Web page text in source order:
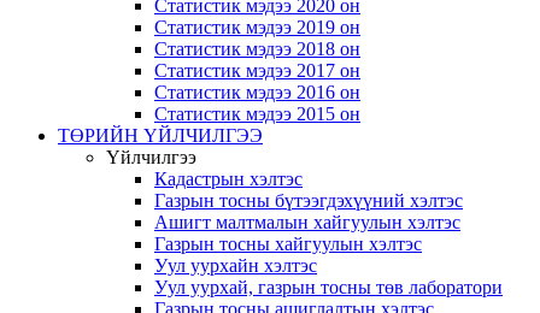
Статистик мэдээ 2020 он
Статистик мэдээ 2019 он
Статистик мэдээ 2018 он
Статистик мэдээ 2017 он
Статистик мэдээ 2016 он
Статистик мэдээ 2015 он
ТӨРИЙН ҮЙЛЧИЛГЭЭ
Үйлчилгээ
Кадастрын хэлтэс
Газрын тосны бүтээгдэхүүний хэлтэс
Ашигт малтмалын хайгуулын хэлтэс
Газрын тосны хайгуулын хэлтэс
Уул уурхайн хэлтэс
Уул уурхай, газрын тосны төв лаборатори
Газрын тосны ашиглалтын хэлтэс